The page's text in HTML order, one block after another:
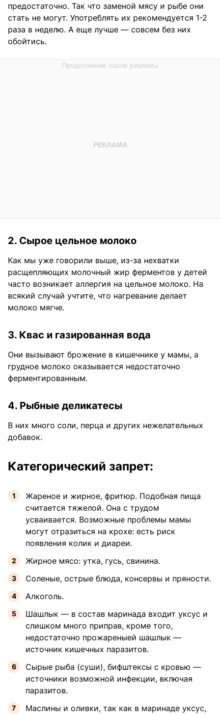
предостаточно. Так что заменой мясу и рыбе они
стать не могут. Употреблять их рекомендуется 1-2
раза в неделю. А еще лучше — совсем без них
обойтись.
2. Сырое цельное молоко
Как мы уже говорили выше, из-за нехватки
расщепляющих молочный жир ферментов у детей
часто возникает аллергия на цельное молоко. На
всякий случай учтите, что нагревание делает
молоко мягче.
3. Квас и газированная вода
Они вызывают брожение в кишечнике у мамы, а
грудное молоко оказывается недостаточно
ферментированным.
4. Рыбные деликатесы
В них много соли, перца и других нежелательных
добавок.
Категорический запрет:
Жареное и жирное, фритюр. Подобная пища
считается тяжелой. Она с трудом
усваивается. Возможные проблемы мамы
могут отразиться на крохе: есть риск
появления колик и диареи.
Жирное мясо: утка, гусь, свинина.
Соленые, острые блюда, консервы и пряности.
Алкоголь.
Шашлык — в состав маринада входит уксус и
слишком много приправ, кроме того,
недостаточно прожареныей шашлык —
источник кишечных паразитов.
Сырые рыба (суши), бифштексы с кровью —
источники возможной инфекции, включая
паразитов.
Маслины и оливки, так как в маринаде уксус,